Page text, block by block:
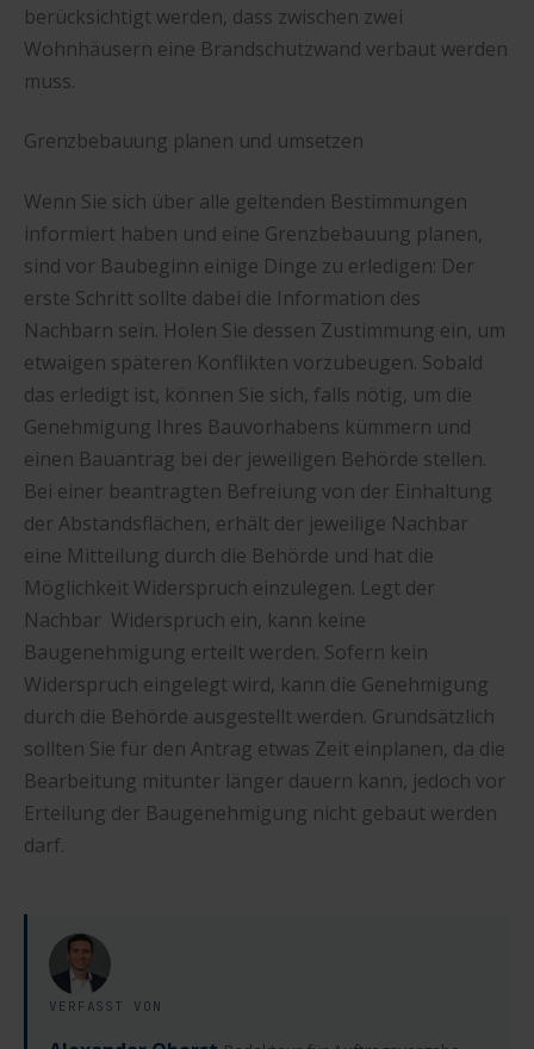
berücksichtigt werden, dass zwischen zwei
Wohnhäusern eine Brandschutzwand verbaut werden
muss.
Grenzbebauung planen und umsetzen
Wenn Sie sich über alle geltenden Bestimmungen
informiert haben und eine Grenzbebauung planen,
sind vor Baubeginn einige Dinge zu erledigen: Der
erste Schritt sollte dabei die Information des
Nachbarn sein. Holen Sie dessen Zustimmung ein, um
etwaigen späteren Konflikten vorzubeugen. Sobald
das erledigt ist, können Sie sich, falls nötig, um die
Genehmigung Ihres Bauvorhabens kümmern und
einen Bauantrag bei der jeweiligen Behörde stellen.
Bei einer beantragten Befreiung von der Einhaltung
der Abstandsflächen, erhält der jeweilige Nachbar
eine Mitteilung durch die Behörde und hat die
Möglichkeit Widerspruch einzulegen. Legt der
Nachbar Widerspruch ein, kann keine
Baugenehmigung erteilt werden. Sofern kein
Widerspruch eingelegt wird, kann die Genehmigung
durch die Behörde ausgestellt werden. Grundsätzlich
sollten Sie für den Antrag etwas Zeit einplanen, da die
Bearbeitung mitunter länger dauern kann, jedoch vor
Erteilung der Baugenehmigung nicht gebaut werden
darf.
VERFASST VON